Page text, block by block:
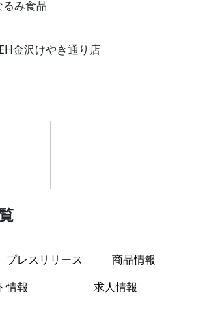
み食品
金沢けやき通り店
プレスリリース
商品情報
情報
求人情報